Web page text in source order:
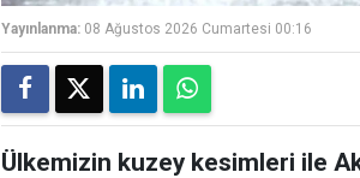
Yayınlanma: 08 Ağustos 2026 Cumartesi 00:16
Ülkemizin kuzey kesimleri ile